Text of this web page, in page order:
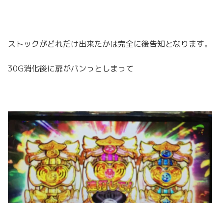
ストックがどれだけ出来たかは完全に後告知となります。
30G消化後に扉がバンっとしまって